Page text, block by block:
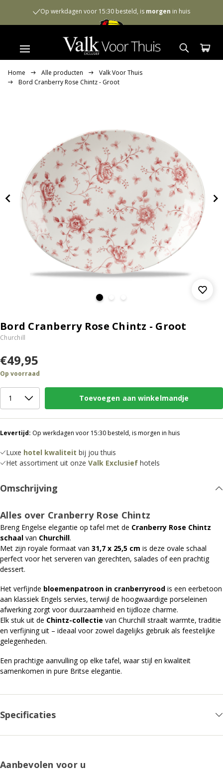
Op werkdagen voor 15:30 besteld, is morgen in huis
Home Alle producten
Valk Voor Thuis
Bord Cranberry Rose Chintz - Groot
Bord Cranberry Rose Chintz - Groot
Churchill
€49,95
Op voorraad
Toevoegen aan winkelmandje
Levertijd: Op werkdagen voor 15:30 besteld, is morgen in huis
Luxe hotel kwaliteit bij jou thuis
Het assortiment uit onze Valk Exclusief hotels
Omschrijving
Alles over Cranberry Rose Chintz
Breng Engelse elegantie op tafel met de Cranberry Rose Chintz
schaal van Churchill.
Met zijn royale formaat van 31,7 x 25,5 cm is deze ovale schaal
perfect voor het serveren van gerechten, salades of een prachtig
dessert.
Het verfijnde bloemenpatroon in cranberryrood is een eerbetoon
aan klassiek Engels servies, terwijl de hoogwaardige porseleinen
afwerking zorgt voor duurzaamheid en tijdloze charme.
Elk stuk uit de Chintz-collectie van Churchill straalt warmte, traditie
en verfijning uit – ideaal voor zowel dagelijks gebruik als feestelijke
gelegenheden.
Een prachtige aanvulling op elke tafel, waar stijl en kwaliteit
samenkomen in pure Britse elegantie.
Specificaties
Aanbevolen voor u